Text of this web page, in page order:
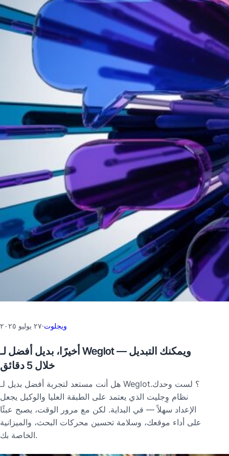
٢٧ يوليو ٢٠٢٥·ويجلوت
أخيرًا، بديل أفضل لـ Weglot — ويمكنك التبديل
خلال 5 دقائق
هل أنت مستعد لتجربة أفضل بديل لـ Weglot؟ لست وحدك.
نظام وِجليت الذي يعتمد على الطبقة العليا والوكيل يجعل
الإعداد سهلاً — في البداية. لكن مع مرور الوقت، يصبح عبئًا
على أداء موقعك، وسلامة تحسين محركات البحث، والميزانية
الخاصة بك.